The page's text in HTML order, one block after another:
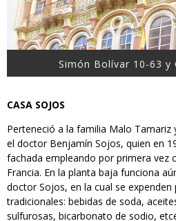
Simón Bolívar 10-63 y
CASA SOJOS
Perteneció a la familia Malo Tamariz
el doctor Benjamín Sojos, quien en
fachada empleando por primera vez
Francia. En la planta baja funciona
doctor Sojos, en la cual se
tradicionales: bebidas de soda,
sulfurosas, bicarbonato de sodio,